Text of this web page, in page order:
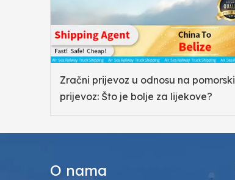
Zračni prijevoz u odnosu na pomorski
prijevoz: Što je bolje za lijekove?
O nama